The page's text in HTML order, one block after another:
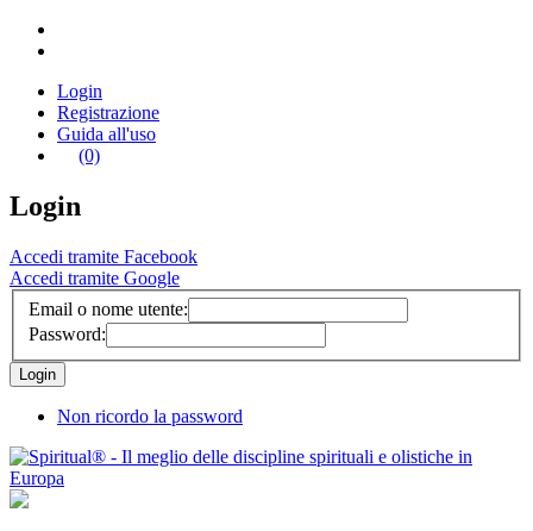
Login
Registrazione
Guida all'uso
(0)
Login
Accedi tramite Facebook
Accedi tramite Google
Email o nome utente:
Password:
Non ricordo la password